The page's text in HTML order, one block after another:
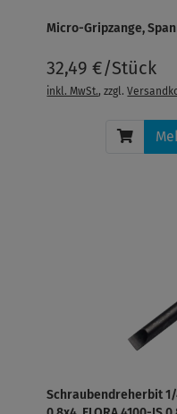
Micro-Gripzange,
32,49 €/Stück
inkl. MwSt., zzgl.
Schraubendreherbit 1/